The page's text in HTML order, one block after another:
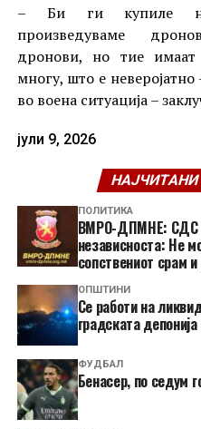
– Би ги купиле
произведуваме
дронови, но тие имаат
многу, што е
во воена ситуација –
јули 9, 2026
НАЈЧИТАНИ
ПОЛИТИКА
ВМРО-ДПМНЕ: СДС
независноста: Не
сопствениот срам
ОПШТИНИ
Се работи на
градската
ФУДБАЛ
Бенасер, по седум